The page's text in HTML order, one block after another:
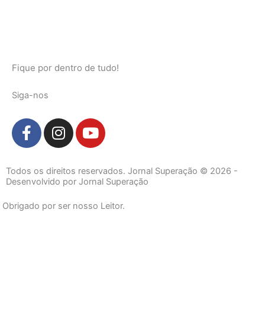
Fique por dentro de tudo!
Siga-nos
F
a
e
b
o
o
I
n
t
a
r
Y
o
t
u
e
Todos os direitos reservados. Jornal Superação © 2026 -
Desenvolvido por Jornal Superação
Obrigado por ser nosso Leitor.